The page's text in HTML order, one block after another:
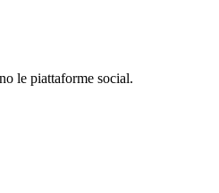
le piattaforme social.